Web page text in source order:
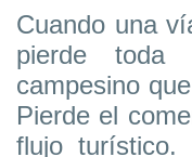
Cuando una
pierde
campesino
Pierde el
flujo turístico.